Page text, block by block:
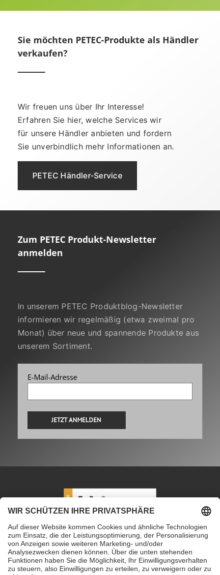
Sie möchten PETEC-Produkte als Händler
verkaufen?
Wir freuen uns über Ihr Interesse!
Erfahren Sie hier, welche Services wir
für unsere Händler anbieten und fordern
Sie unverbindlich mehr Informationen an.
PETEC Händler-Service
Zum PETEC Produkt-Newsletter
anmelden
In unserem PETEC Produktblog-Newsletter
informieren wir regelmäßig (etwa zweimal pro
Monat) über neue und spannende Produkte aus
unserem Sortiment.
E-Mail-Adresse
PETEC Verbindungstechnik GmbH | Wüstenbuch 26
96132 Schlüsselfeld | Deutschland | +49 9555 80994
0 | info@petec.de